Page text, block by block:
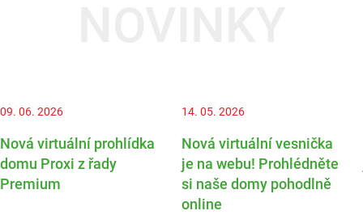
09. 06. 2026
Nová virtuální prohlídka
domu Proxi z řady
Premium
14. 05. 2026
Nová virtuální vesnička
je na webu! Prohlédněte
si naše domy pohodlně
online